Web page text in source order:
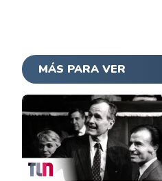
MÁS PARA VER